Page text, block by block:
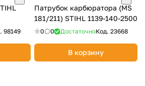
98149
Патрубок карбюратора (MS
181/211) STIHL 1139-140-2500
0 0 ДостаточноКод. 23668
В корзину